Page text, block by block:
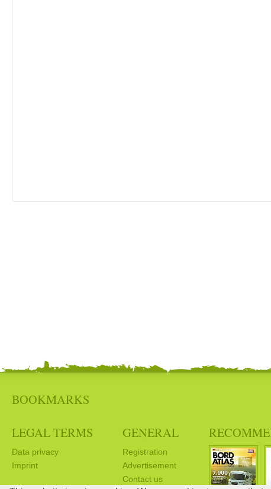
BOOKMARKS
LEGAL TERMS
Data privacy
Imprint
GENERAL
Registration
Advertisement
Contact us